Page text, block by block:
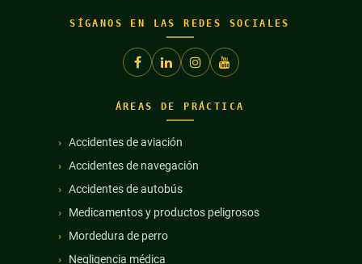
SÍGANOS EN LAS REDES SOCIALES
ÁREAS DE PRÁCTICA
Accidentes de aviación
Accidentes de navegación
Accidentes de autobús
Medicamentos y productos peligrosos
Mordedura de perro
Negligencia médica